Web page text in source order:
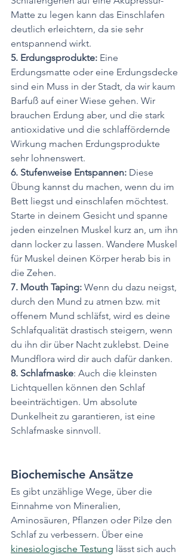
Matte zu legen kann das Einschlafen
deutlich erleichtern, da sie sehr
entspannend wirkt.
5. Erdungsprodukte: Eine
Erdungsmatte oder eine Erdungsdecke
sind ein Muss in der Stadt, da wir kaum
Barfuß auf einer Wiese gehen. Wir
brauchen Erdung aber, und die stark
antioxidative und die schlaffördernde
Wirkung machen Erdungsprodukte
sehr lohnenswert.
6. Stufenweise Entspannen: Diese
Übung kannst du machen, wenn du im
Bett liegst und einschlafen möchtest.
Starte in deinem Gesicht und spanne
jeden einzelnen Muskel kurz an, um ihn
dann locker zu lassen. Wandere Muskel
für Muskel deinen Körper herab bis in
die Zehen.
7. Mouth Taping: Wenn du dazu neigst,
durch den Mund zu atmen bzw. mit
offenem Mund schläfst, wird es deine
Schlafqualität drastisch steigern, wenn
du ihn dir über Nacht zuklebst. Deine
Mundflora wird dir auch dafür danken.
8. Schlafmaske: Auch die kleinsten
Lichtquellen können den Schlaf
beeinträchtigen. Um absolute
Dunkelheit zu garantieren, ist eine
Schlafmaske sinnvoll.
Biochemische Ansätze
Es gibt unzählige Wege, über die
Einnahme von Mineralien,
Aminosäuren, Pflanzen oder Pilze den
Schlaf zu verbessern. Über eine
kinesiologische Testung lässt sich auch